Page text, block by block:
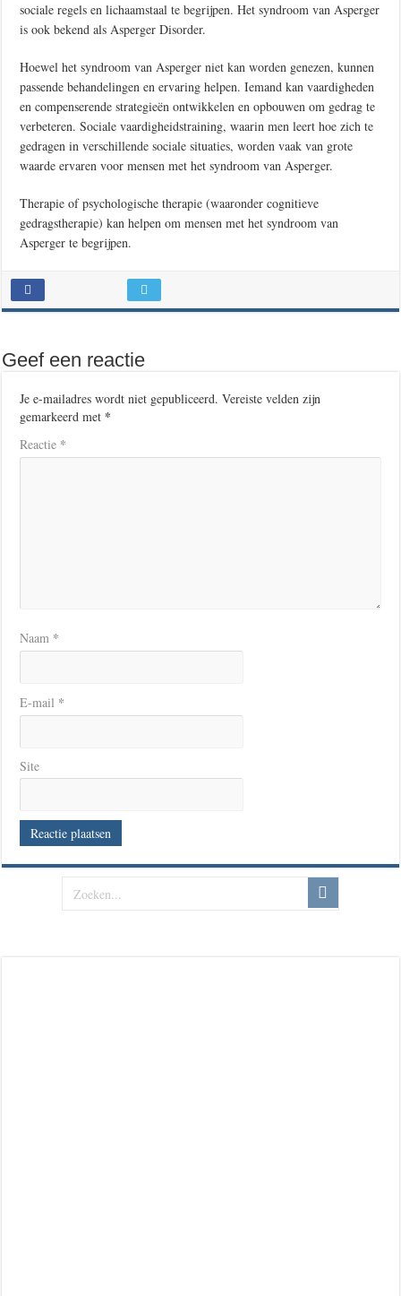
sociale regels en lichaamstaal te begrijpen. Het syndroom van Asperger
is ook bekend als Asperger Disorder.
Hoewel het syndroom van Asperger niet kan worden genezen, kunnen
passende behandelingen en ervaring helpen. Iemand kan vaardigheden
en compenserende strategieën ontwikkelen en opbouwen om gedrag te
verbeteren. Sociale vaardigheidstraining, waarin men leert hoe zich te
gedragen in verschillende sociale situaties, worden vaak van grote
waarde ervaren voor mensen met het syndroom van Asperger.
Therapie of psychologische therapie (waaronder cognitieve
gedragstherapie) kan helpen om mensen met het syndroom van
Asperger te begrijpen.
Geef een reactie
Je e-mailadres wordt niet gepubliceerd. Vereiste velden zijn
gemarkeerd met *
Reactie *
Naam *
E-mail *
Site